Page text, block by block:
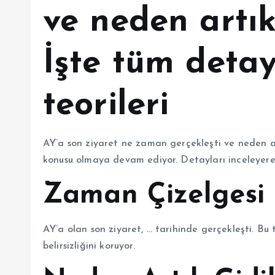
ve neden
İşte tüm
teorileri
AY’a son ziyaret ne zaman gerçekleşti ve neden
konusu olmaya devam ediyor. Detayları
Zaman Çizelgesi
AY’a olan son ziyaret, … tarihinde gerçekleşti.
belirsizliğini koruyor.